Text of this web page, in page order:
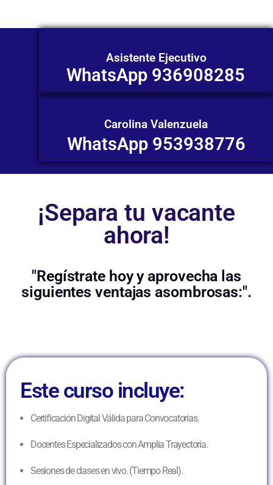
Asistente Ejecutivo
WhatsApp 936908285
Carolina Valenzuela
WhatsApp 953938776
¡Separa tu vacante
ahora!
"Regístrate hoy y aprovecha las
siguientes ventajas asombrosas:".
Este curso incluye:
Certificación Digital Válida para Convocatorias.
Docentes Especializados con Amplia Trayectoria.
Sesiones de clases en vivo. (Tiempo Real).